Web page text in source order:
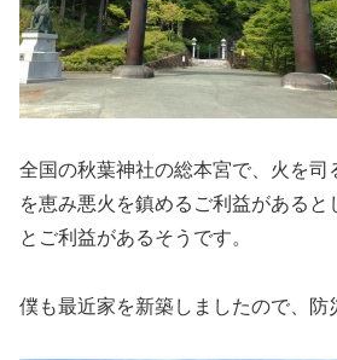
全国の秋葉神社の総本宮で、火を司
を恵み悪火を鎮めるご利益があると
とご利益があるそうです。
僕も最近家を新築しましたので、防